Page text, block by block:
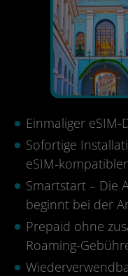
Einmaliger eSIM-
Sofortige
eSIM-
Smartstart – Die
beginnt bei der
Prepaid ohne
Roaming-